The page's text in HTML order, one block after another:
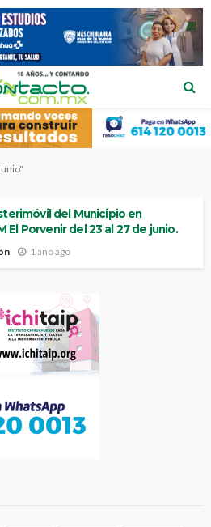
del Municipio en
El Porvenir del 23 al 27 de junio.
1 año ago